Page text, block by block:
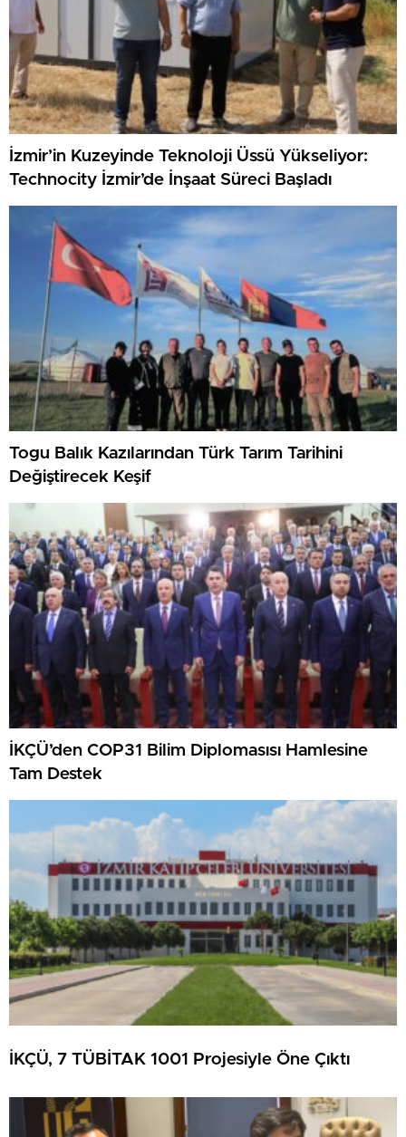
İzmir’in Kuzeyinde Teknoloji Üssü Yükseliyor:
Technocity İzmir’de İnşaat Süreci Başladı
Togu Balık Kazılarından Türk Tarım Tarihini
Değiştirecek Keşif
İKÇÜ’den COP31 Bilim Diplomasısı Hamlesine
Tam Destek
İKÇÜ, 7 TÜBİTAK 1001 Projesiyle Öne Çıktı